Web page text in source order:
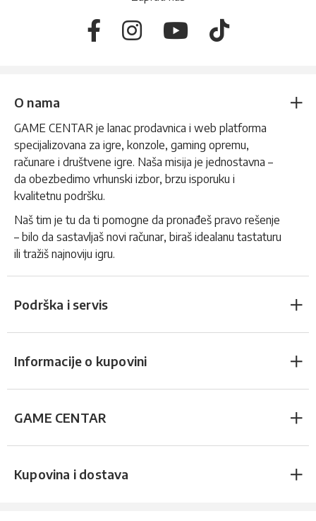
O nama
GAME CENTAR je lanac prodavnica i web platforma
specijalizovana za igre, konzole, gaming opremu,
računare i društvene igre. Naša misija je jednostavna –
da obezbedimo vrhunski izbor, brzu isporuku i
kvalitetnu podršku.
Naš tim je tu da ti pomogne da pronađeš pravo rešenje
– bilo da sastavljaš novi računar, biraš idealanu tastaturu
ili tražiš najnoviju igru.
Podrška i servis
Informacije o kupovini
GAME CENTAR
Kupovina i dostava